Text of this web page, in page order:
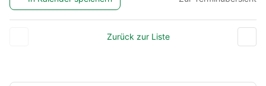
Zurück zur Liste